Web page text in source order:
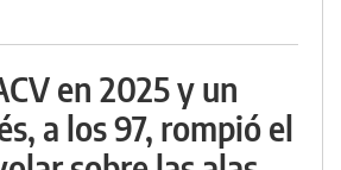
en 2025 y un
a los 97, rompió el